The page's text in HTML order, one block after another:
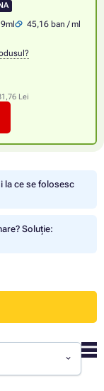
45,16 ban / ml
Lei
la ce se folosesc
Soluție: